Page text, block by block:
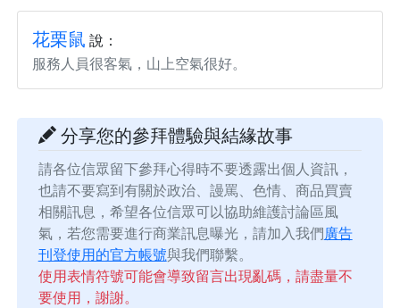
花栗鼠 說：
服務人員很客氣，山上空氣很好。
分享您的參拜體驗與結緣故事
請各位信眾留下參拜心得時不要透露出個人資訊，
也請不要寫到有關於政治、謾罵、色情、商品買賣
相關訊息，希望各位信眾可以協助維護討論區風
氣，若您需要進行商業訊息曝光，請加入我們廣告
刊登使用的官方帳號與我們聯繫。
使用表情符號可能會導致留言出現亂碼，請盡量不
要使用，謝謝。